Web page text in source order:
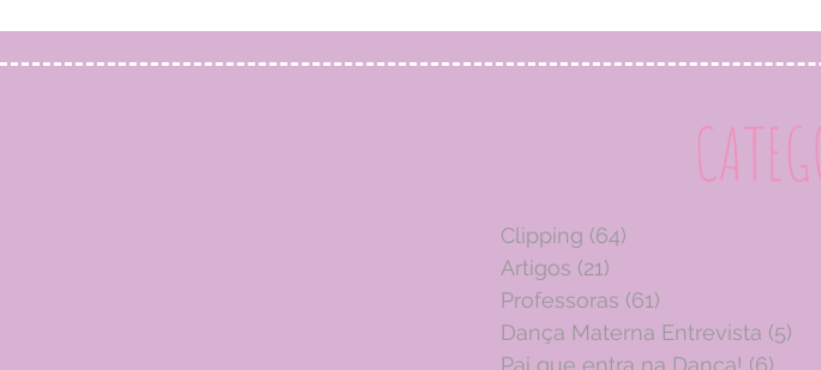
Clipping (64)
Artigos (21)
Professoras (61)
Dança Materna Entrevista (5)
Pai que entra na Dança! (6)